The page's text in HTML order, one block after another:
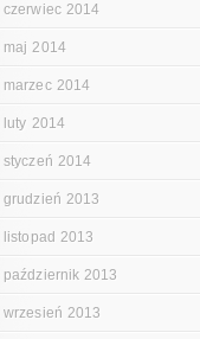
czerwiec 2014
maj 2014
marzec 2014
luty 2014
styczeń 2014
grudzień 2013
listopad 2013
październik 2013
wrzesień 2013